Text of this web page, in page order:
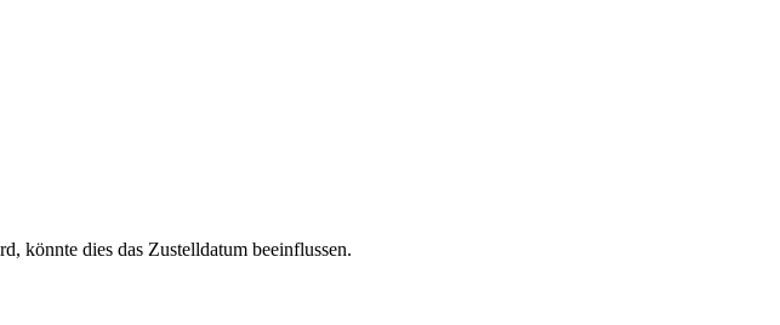
könnte dies das Zustelldatum beeinflussen.